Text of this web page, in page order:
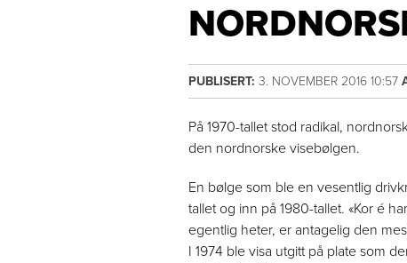
PUBLISERT: 3. NOVEMBER 2016 10:57
På 1970-tallet stod radikal,
den nordnorske visebølgen.
En bølge som ble en vesentlig
tallet og inn på 1980-tallet. «Kor é
egentlig heter, er antagelig den
I 1974 ble visa utgitt på plate som